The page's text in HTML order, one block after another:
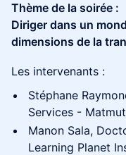
Thème de la soirée :
Diriger dans un
dimensions de la
Les intervenants :
Stéphane
Services - Matmut
Manon Sala,
Learning Planet